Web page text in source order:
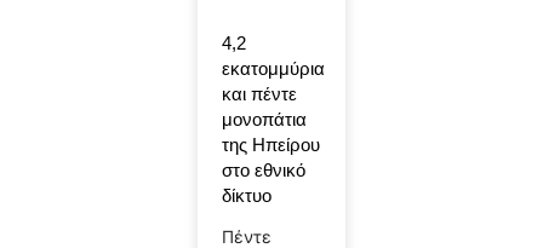
4,2
εκατομμύρια
και πέντε
μονοπάτια
της Ηπείρου
στο εθνικό
δίκτυο
Πέντε